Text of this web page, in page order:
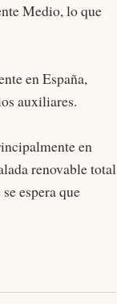
Medio, lo que
en España,
auxiliares.
en
renovable total
espera que